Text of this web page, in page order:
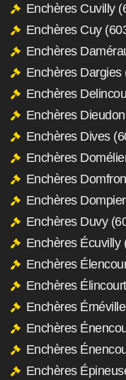
Enchères Cuvilly
Enchères Cuy
Enchères
Enchères Dargies
Enchères
Enchères
Enchères Dives
Enchères
Enchères
Enchères
Enchères Duvy
Enchères Écuvilly
Enchères
Enchères
Enchères
Enchères
Enchères
Enchères